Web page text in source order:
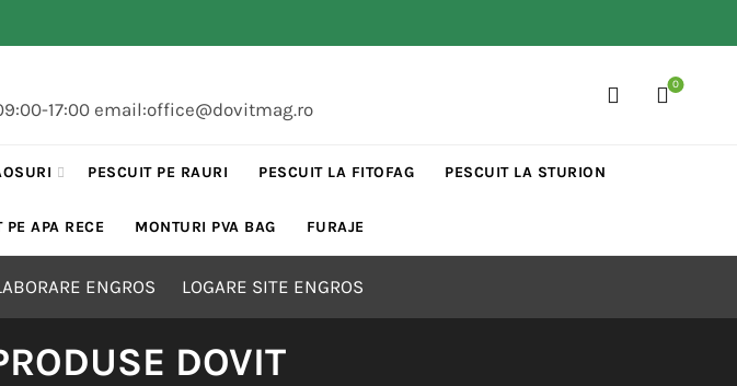
17:00 email:office@dovitmag.ro
0
PESCUIT PE RAURI PESCUIT LA FITOFAG PESCUIT LA STURION
PE APA RECE MONTURI PVA BAG FURAJE
ENGROS LOGARE SITE ENGROS
DOVIT